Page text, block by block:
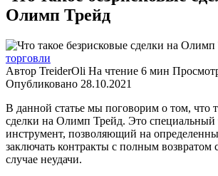
Олимп Трейд
торговли
Автор TreiderOli На чтение 6 мин
Опубликовано 28.10.2021
В данной статье мы поговорим о том, что
сделки на Олимп Трейд. Это специальный
инструмент, позволяющий на
заключать контракты с полным возвратом
случае неудачи.